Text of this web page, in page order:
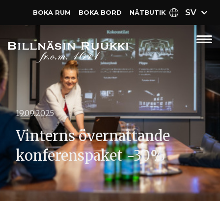
BOKA RUM BOKA BORD NÄT­BUTIK SV
19.09.2025
Vinterns övernattande
konferenspaket -30%